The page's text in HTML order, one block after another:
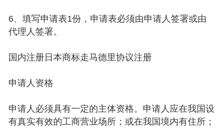
6、填写申请表1份，申请表必须由申请人签署或由
代理人签署。
国内注册日本商标走马德里协议注册
申请人资格
申请人必须具有一定的主体资格。申请人应在我国设
有真实有效的工商营业场所；或在我国境内有住所；